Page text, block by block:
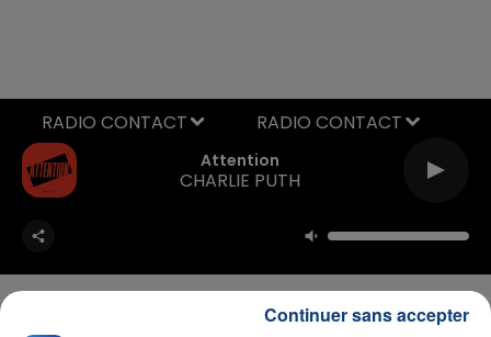
Attention
CHARLIE PUTH
RADIO CONTACT
Continuer sans accepter